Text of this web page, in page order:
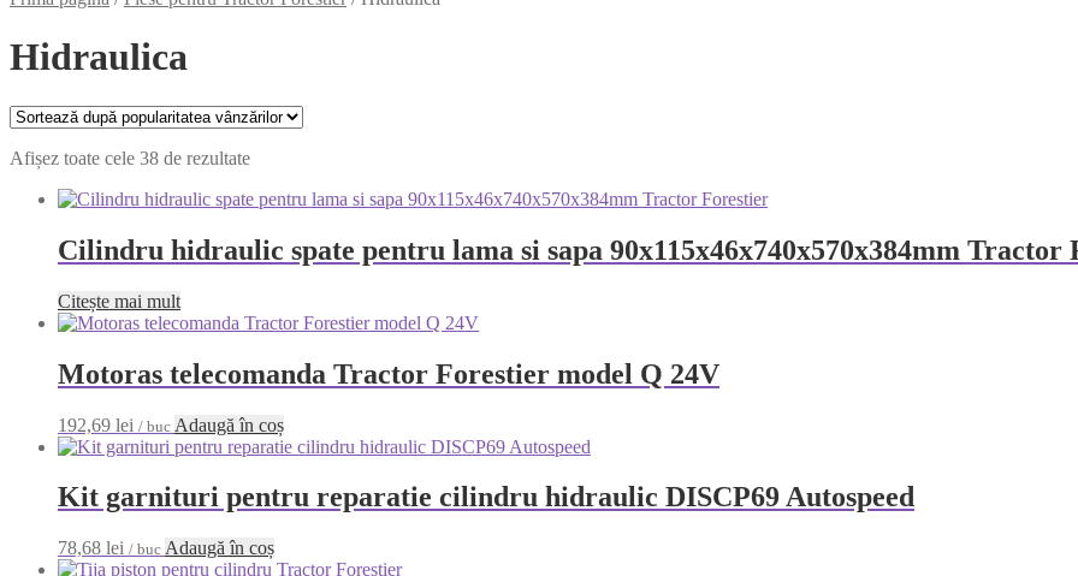
Hidraulica
Afișez toate cele 38 de rezultateSortat
popularitate
Cilindru hidraulic spate pentru lama si sapa 90x115x46x740x570x384mm Tractor
Citește mai mult
Motoras telecomanda Tractor Forestier model Q 24V
192,69 lei / buc Adaugă în coș
Kit garnituri pentru reparatie cilindru hidraulic DISCP69 Autospeed
78,68 lei / buc Adaugă în coș